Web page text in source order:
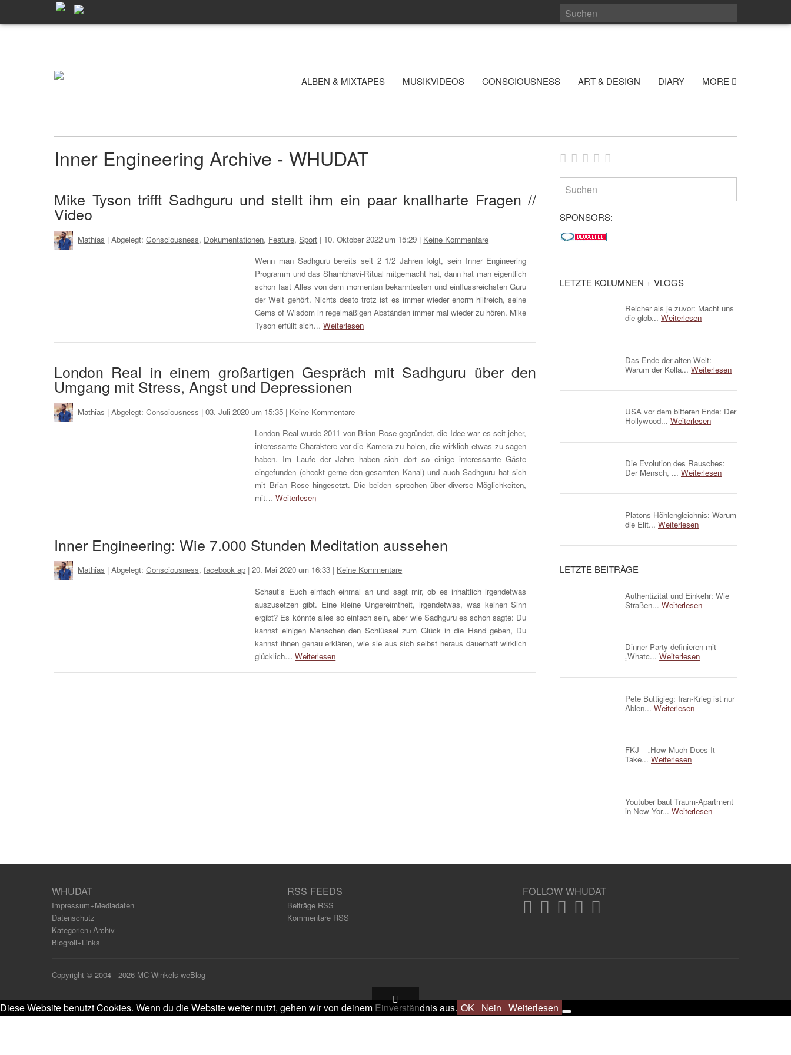
ALBEN & MIXTAPES MUSIKVIDEOS CONSCIOUSNESS ART & DESIGN DIARY MORE
Inner Engineering Archive - WHUDAT
Mike Tyson trifft Sadhguru und stellt ihm ein paar knallharte Fragen //
Video
Mathias | Abgelegt:Consciousness, Dokumentationen, Feature,Sport | 10. Oktober 2022 um 15:29 | Keine Kommentare
Wenn man Sadhguru bereits seit 2 1/2 Jahren folgt, sein Inner Engineering
Programm und das Shambhavi-Ritual mitgemacht hat, dann hat man eigentlich
schon fast Alles von dem momentan bekanntesten und einflussreichsten Guru
der Welt gehört. Nichts desto trotz ist es immer wieder enorm hilfreich, seine
Gems of Wisdom in regelmäßigen Abständen immer mal wieder zu hören. Mike
Tyson erfüllt sich…Weiterlesen
London Real in einem großartigen Gespräch mit Sadhguru über den
Umgang mit Stress, Angst und Depressionen
Mathias | Abgelegt:Consciousness |03. Juli 2020 um 15:35 | Keine Kommentare
London Real wurde 2011 von Brian Rose gegründet, die Idee war es seit jeher,
interessante Charaktere vor die Kamera zu holen, die wirklich etwas zu sagen
haben. Im Laufe der Jahre haben sich dort so einige interessante Gäste
eingefunden (checkt gerne den gesamten Kanal) und auch Sadhguru hat sich
mit Brian Rose hingesetzt. Die beiden sprechen über diverse Möglichkeiten,
mit…Weiterlesen
Inner Engineering: Wie 7.000 Stunden Meditation aussehen
Mathias | Abgelegt:Consciousness,facebook ap |20. Mai 2020 um 16:33 | Keine Kommentare
Schaut’s Euch einfach einmal an und sagt mir, ob es inhaltlich irgendetwas
auszusetzen gibt. Eine kleine Ungereimtheit, irgendetwas, was keinen Sinn
ergibt? Es könnte alles so einfach sein, aber wie Sadhguru es schon sagte: Du
kannst einigen Menschen den Schlüssel zum Glück in die Hand geben, Du
kannst ihnen genau erklären, wie sie aus sich selbst heraus dauerhaft wirklich
glücklich…Weiterlesen
SPONSORS:
LETZTE KOLUMNEN + VLOGS
Reicher als je zuvor: Macht uns
die glob... Weiterlesen
Das Ende der alten Welt:
Warum der Kolla... Weiterlesen
USA vor dem bitteren Ende: Der
Hollywood... Weiterlesen
Die Evolution des Rausches:
Der Mensch, ... Weiterlesen
Platons Höhlengleichnis: Warum
die Elit... Weiterlesen
LETZTE BEITRÄGE
Authentizität und Einkehr: Wie
Straßen... Weiterlesen
Dinner Party definieren mit
„Whatc... Weiterlesen
Pete Buttigieg: Iran-Krieg ist nur
Ablen... Weiterlesen
FKJ – „How Much Does It
Take... Weiterlesen
Youtuber baut Traum-Apartment
in New Yor... Weiterlesen
WHUDAT
Impressum+Mediadaten
Datenschutz
Kategorien+Archiv
Blogroll+Links
RSS FEEDS
Beiträge RSS
Kommentare RSS
FOLLOW WHUDAT
Copyright © 2004 - 2026 MC Winkels weBlog
Diese Website benutzt Cookies. Wenn du die Website weiter nutzt, gehen wir von deinem Einverständnis aus. OK Nein Weiterlesen